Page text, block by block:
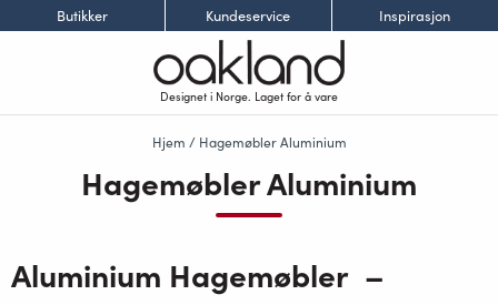
Butikker Kundeservice Inspirasjon
Designet i Norge. Laget for å vare
Hjem / Hagemøbler Aluminium
Hagemøbler Aluminium
Aluminium Hagemøbler –